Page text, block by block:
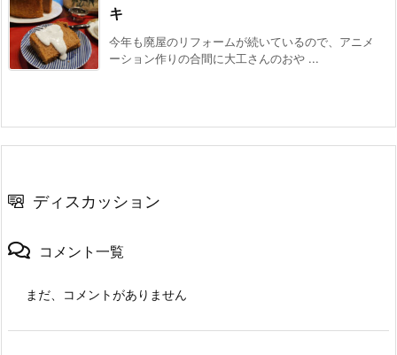
キ
今年も廃屋のリフォームが続いているので、アニメ
ーション作りの合間に大工さんのおや ...
ディスカッション
コメント一覧
まだ、コメントがありません